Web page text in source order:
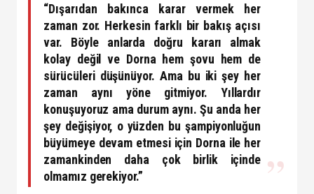
“Dışarıdan bakınca karar vermek her
zaman zor. Herkesin farklı bir bakış açısı
var. Böyle anlarda doğru kararı almak
kolay değil ve Dorna hem şovu hem de
sürücüleri düşünüyor. Ama bu iki şey her
zaman aynı yöne gitmiyor. Yıllardır
konuşuyoruz ama durum aynı. Şu anda her
şey değişiyor, o yüzden bu şampiyonluğun
büyümeye devam etmesi için Dorna ile her
zamankinden daha çok birlik içinde
olmamız gerekiyor.”